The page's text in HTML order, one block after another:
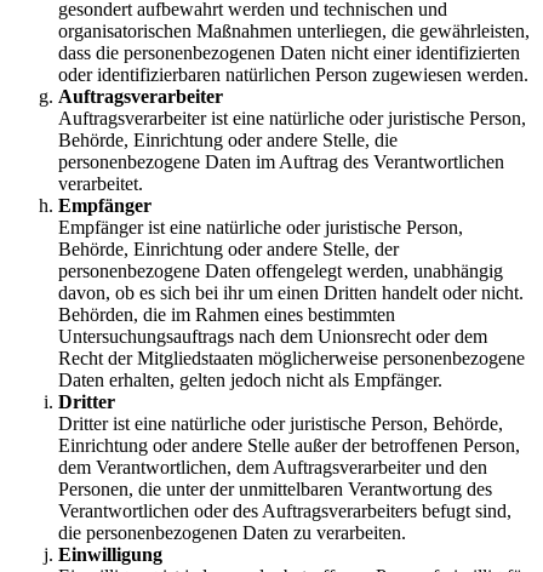
gesondert aufbewahrt werden und technischen und
organisatorischen Maßnahmen unterliegen, die gewährleisten,
dass die personenbezogenen Daten nicht einer identifizierten
oder identifizierbaren natürlichen Person zugewiesen werden.
Auftragsverarbeiter
Auftragsverarbeiter ist eine natürliche oder juristische Person,
Behörde, Einrichtung oder andere Stelle, die
personenbezogene Daten im Auftrag des Verantwortlichen
verarbeitet.
Empfänger
Empfänger ist eine natürliche oder juristische Person,
Behörde, Einrichtung oder andere Stelle, der
personenbezogene Daten offengelegt werden, unabhängig
davon, ob es sich bei ihr um einen Dritten handelt oder nicht.
Behörden, die im Rahmen eines bestimmten
Untersuchungsauftrags nach dem Unionsrecht oder dem
Recht der Mitgliedstaaten möglicherweise personenbezogene
Daten erhalten, gelten jedoch nicht als Empfänger.
Dritter
Dritter ist eine natürliche oder juristische Person, Behörde,
Einrichtung oder andere Stelle außer der betroffenen Person,
dem Verantwortlichen, dem Auftragsverarbeiter und den
Personen, die unter der unmittelbaren Verantwortung des
Verantwortlichen oder des Auftragsverarbeiters befugt sind,
die personenbezogenen Daten zu verarbeiten.
Einwilligung